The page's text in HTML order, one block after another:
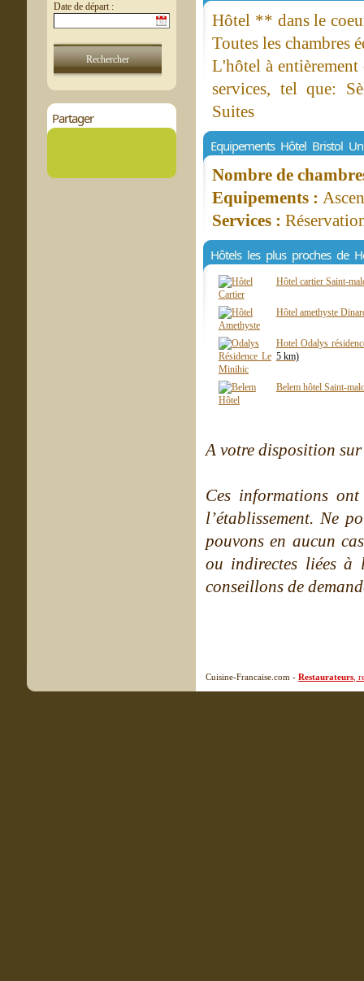
Date de départ :
Partager
Hôtel ** dans le
Toutes les chambres
L'hôtel à
services, tel que:
Suites
Equipements Hôtel Bristol
Nombre de
Equipements :
Services :
Hôtels les plus proches de
Hôtel cartier Saint-
Hôtel amethyste
Hotel Odalys
5 km)
Belem hôtel Saint-
A votre disposition
Ces informations
l’établissement. Ne
pouvons en aucun
ou indirectes liées à
conseillons de
Cuisine-Francaise.com - Restaurateurs ,